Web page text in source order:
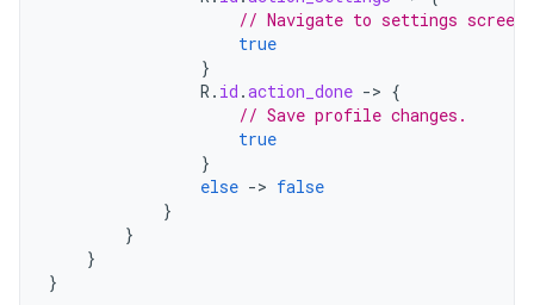
// Navigate to settings screen.
true
}
R . id .action_done -> {
// Save profile changes.
true
}
else -> false
}
}
}
}